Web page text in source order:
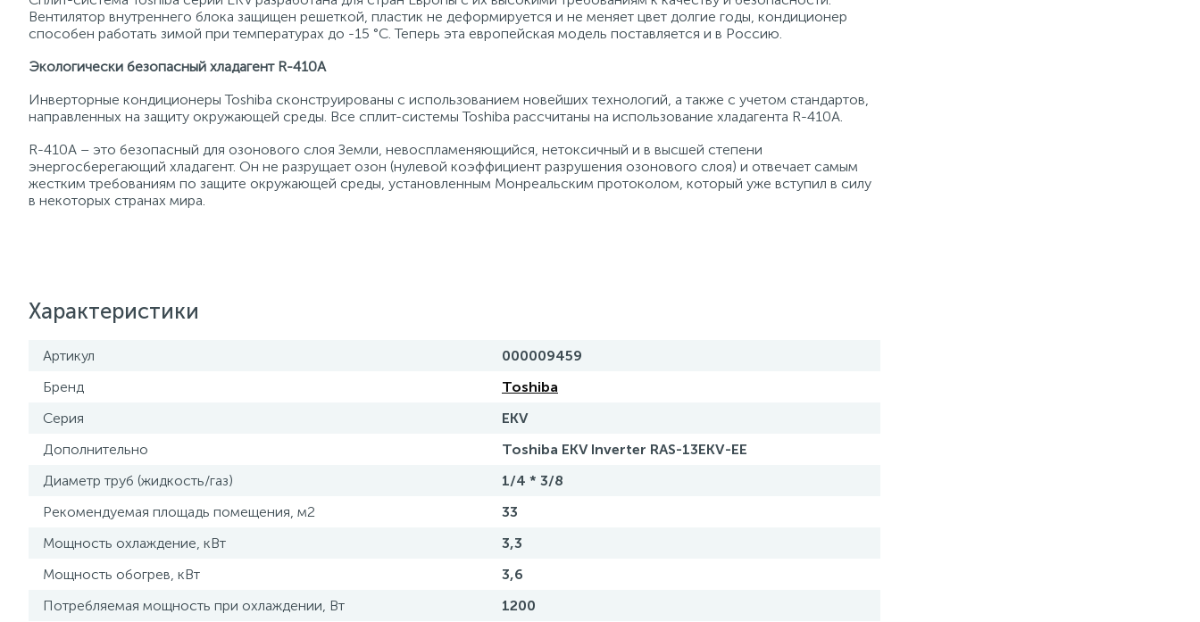
Вентилятор внутреннего блока защищен решеткой, пластик не деформируется и не меняет цвет долгие годы, кондиционер
способен работать зимой при температурах до -15 °С. Теперь эта европейская модель поставляется и в Россию.
Экологически безопасный хладагент R-410A
Инверторные кондиционеры Toshiba сконструированы с использованием новейших технологий, а также с учетом стандартов,
направленных на защиту окружающей среды. Все сплит-системы Toshiba рассчитаны на использование хладагента R-410A.
R-410A – это безопасный для озонового слоя Земли, невоспламеняющийся, нетоксичный и в высшей степени
энергосберегающий хладагент. Он не разрущает озон (нулевой коэффициент разрушения озонового слоя) и отвечает самым
жестким требованиям по защите окружающей среды, установленным Монреальским протоколом, который уже вступил в силу
в некоторых странах мира.
Характеристики
Артикул
000009459
Бренд
Toshiba
Серия
EKV
Дополнительно
Toshiba EKV Inverter RAS-13EKV-EE
Диаметр труб (жидкость/газ)
1/4 * 3/8
Рекомендуемая площадь помещения, м2
33
Мощность охлаждение, кВт
3,3
Мощность обогрев, кВт
3,6
Потребляемая мощность при охлаждении, Вт
1200